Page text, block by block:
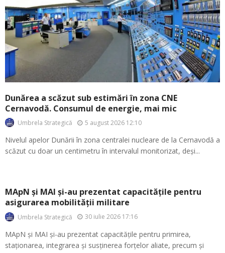
Dunărea a scăzut sub estimări în zona CNE
Cernavodă. Consumul de energie, mai mic
Umbrela Strategică 5 august 2026 12:10
Nivelul apelor Dunării în zona centralei nucleare de la Cernavodă a
scăzut cu doar un centimetru în intervalul monitorizat, deși...
MApN și MAI și-au prezentat capacitățile pentru
asigurarea mobilității militare
Umbrela Strategică 30 iulie 2026 17:16
MApN și MAI și-au prezentat capacitățile pentru primirea,
staționarea, integrarea și susținerea forțelor aliate, precum și